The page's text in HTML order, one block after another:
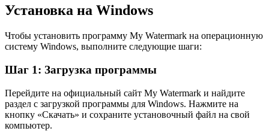
Установка на Windows
Чтобы установить программу My Watermark на операционную
систему Windows, выполните следующие шаги:
Шаг 1: Загрузка программы
Перейдите на официальный сайт My Watermark и найдите
раздел с загрузкой программы для Windows. Нажмите на
кнопку «Скачать» и сохраните установочный файл на свой
компьютер.